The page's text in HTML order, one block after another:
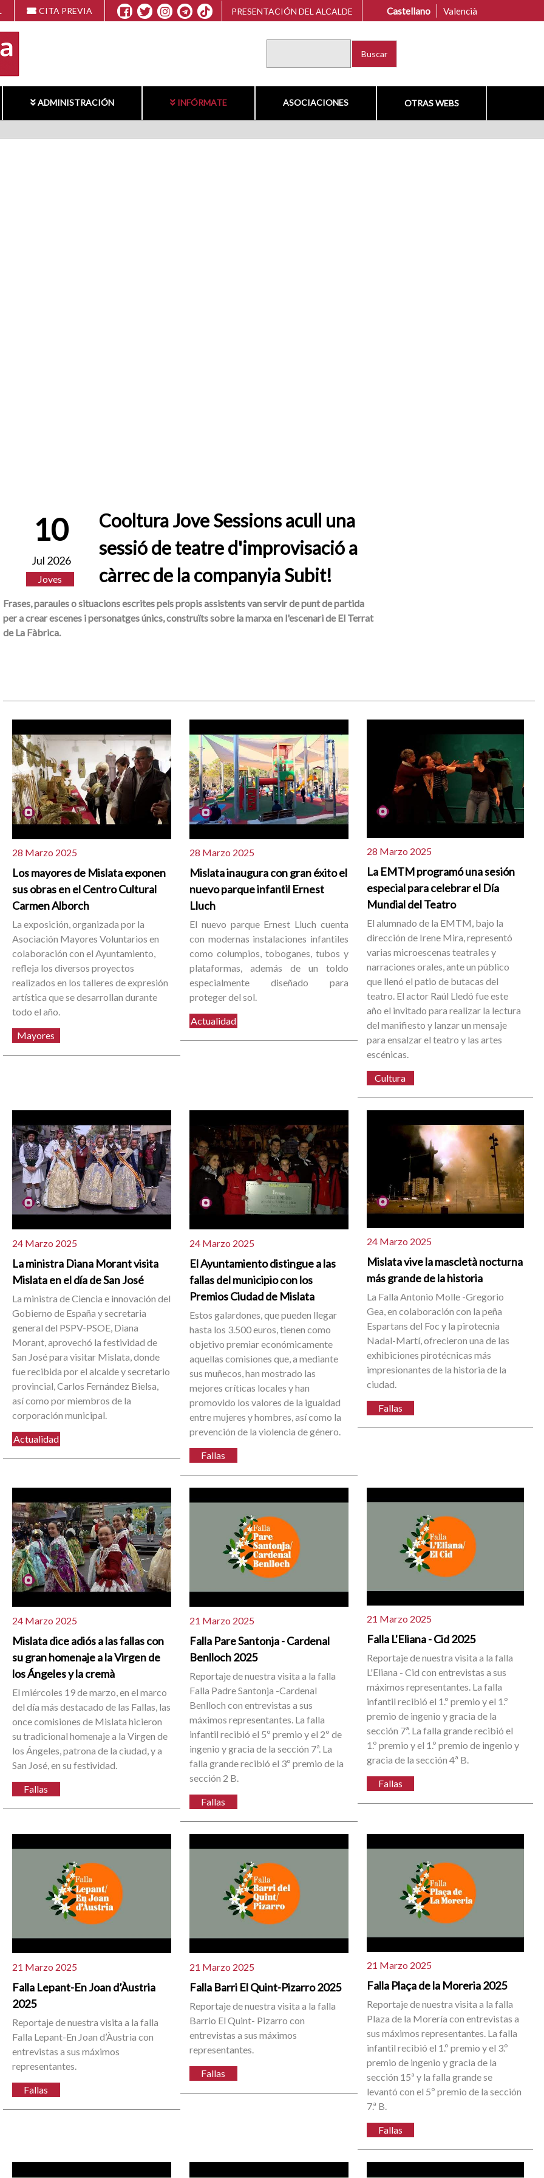
CITA PREVIA PRESENTACIÓN DEL ALCALDE Castellano Valencià
ADMINISTRACIÓN INFÓRMATE ASOCIACIONES OTRAS WEBS
10
Jul 2026
Joves
Cooltura Jove Sessions acull una
sessió de teatre d'improvisació a
càrrec de la companyia Subit!
Frases, paraules o situacions escrites pels propis assistents van servir de punt de partida
per a crear escenes i personatges únics, construïts sobre la marxa en l'escenari de El Terrat
de La Fàbrica.
28 Marzo 2025
Los mayores de Mislata exponen
sus obras en el Centro Cultural
Carmen Alborch
La exposición, organizada por la
Asociación Mayores Voluntarios en
colaboración con el Ayuntamiento,
refleja los diversos proyectos
realizados en los talleres de expresión
artística que se desarrollan durante
todo el año.
Mayores
28 Marzo 2025
Mislata inaugura con gran éxito el
nuevo parque infantil Ernest
Lluch
El nuevo parque Ernest Lluch cuenta
con modernas instalaciones infantiles
como columpios, toboganes, tubos y
plataformas, además de un toldo
especialmente diseñado para
proteger del sol.
Actualidad
28 Marzo 2025
La EMTM programó una sesión
especial para celebrar el Día
Mundial del Teatro
El alumnado de la EMTM, bajo la
dirección de Irene Mira, representó
varias microescenas teatrales y
narraciones orales, ante un público
que llenó el patio de butacas del
teatro. El actor Raúl Lledó fue este
año el invitado para realizar la lectura
del manifiesto y lanzar un mensaje
para ensalzar el teatro y las artes
escénicas.
Cultura
24 Marzo 2025
La ministra Diana Morant visita
Mislata en el día de San José
La ministra de Ciencia e innovación del
Gobierno de España y secretaria
general del PSPV-PSOE, Diana
Morant, aprovechó la festividad de
San José para visitar Mislata, donde
fue recibida por el alcalde y secretario
provincial, Carlos Fernández Bielsa,
así como por miembros de la
corporación municipal.
Actualidad
24 Marzo 2025
El Ayuntamiento distingue a las
fallas del municipio con los
Premios Ciudad de Mislata
Estos galardones, que pueden llegar
hasta los 3.500 euros, tienen como
objetivo premiar económicamente
aquellas comisiones que, a mediante
sus muñecos, han mostrado las
mejores críticas locales y han
promovido los valores de la igualdad
entre mujeres y hombres, así como la
prevención de la violencia de género.
Fallas
24 Marzo 2025
Mislata vive la mascletà nocturna
más grande de la historia
La Falla Antonio Molle -Gregorio
Gea, en colaboración con la peña
Espartans del Foc y la pirotecnia
Nadal-Martí, ofrecieron una de las
exhibiciones pirotécnicas más
impresionantes de la historia de la
ciudad.
Fallas
24 Marzo 2025
Mislata dice adiós a las fallas con
su gran homenaje a la Virgen de
los Ángeles y la cremà
El miércoles 19 de marzo, en el marco
del día más destacado de las Fallas, las
once comisiones de Mislata hicieron
su tradicional homenaje a la Virgen de
los Ángeles, patrona de la ciudad, y a
San José, en su festividad.
Fallas
21 Marzo 2025
Falla Pare Santonja - Cardenal
Benlloch 2025
Reportaje de nuestra visita a la falla
Falla Padre Santonja -Cardenal
Benlloch con entrevistas a sus
máximos representantes. La falla
infantil recibió el 5º premio y el 2º de
ingenio y gracia de la sección 7ª. La
falla grande recibió el 3º premio de la
sección 2 B.
Fallas
21 Marzo 2025
Falla L'Eliana - Cid 2025
Reportaje de nuestra visita a la falla
L'Eliana - Cid con entrevistas a sus
máximos representantes. La falla
infantil recibió el 1.º premio y el 1.º
premio de ingenio y gracia de la
sección 7ª. La falla grande recibió el
1.º premio y el 1.º premio de ingenio y
gracia de la sección 4ª B.
Fallas
21 Marzo 2025
Falla Lepant-En Joan d’Àustria
2025
Reportaje de nuestra visita a la falla
Falla Lepant-En Joan d’Àustria con
entrevistas a sus máximos
representantes.
Fallas
21 Marzo 2025
Falla Barri El Quint-Pizarro 2025
Reportaje de nuestra visita a la falla
Barrio El Quint- Pizarro con
entrevistas a sus máximos
representantes.
Fallas
21 Marzo 2025
Falla Plaça de la Moreria 2025
Reportaje de nuestra visita a la falla
Plaza de la Morería con entrevistas a
sus máximos representantes. La falla
infantil recibió el 1.º premio y el 3.º
premio de ingenio y gracia de la
sección 15ª y la falla grande se
levantó con el 5º premio de la sección
7.ª B.
Fallas